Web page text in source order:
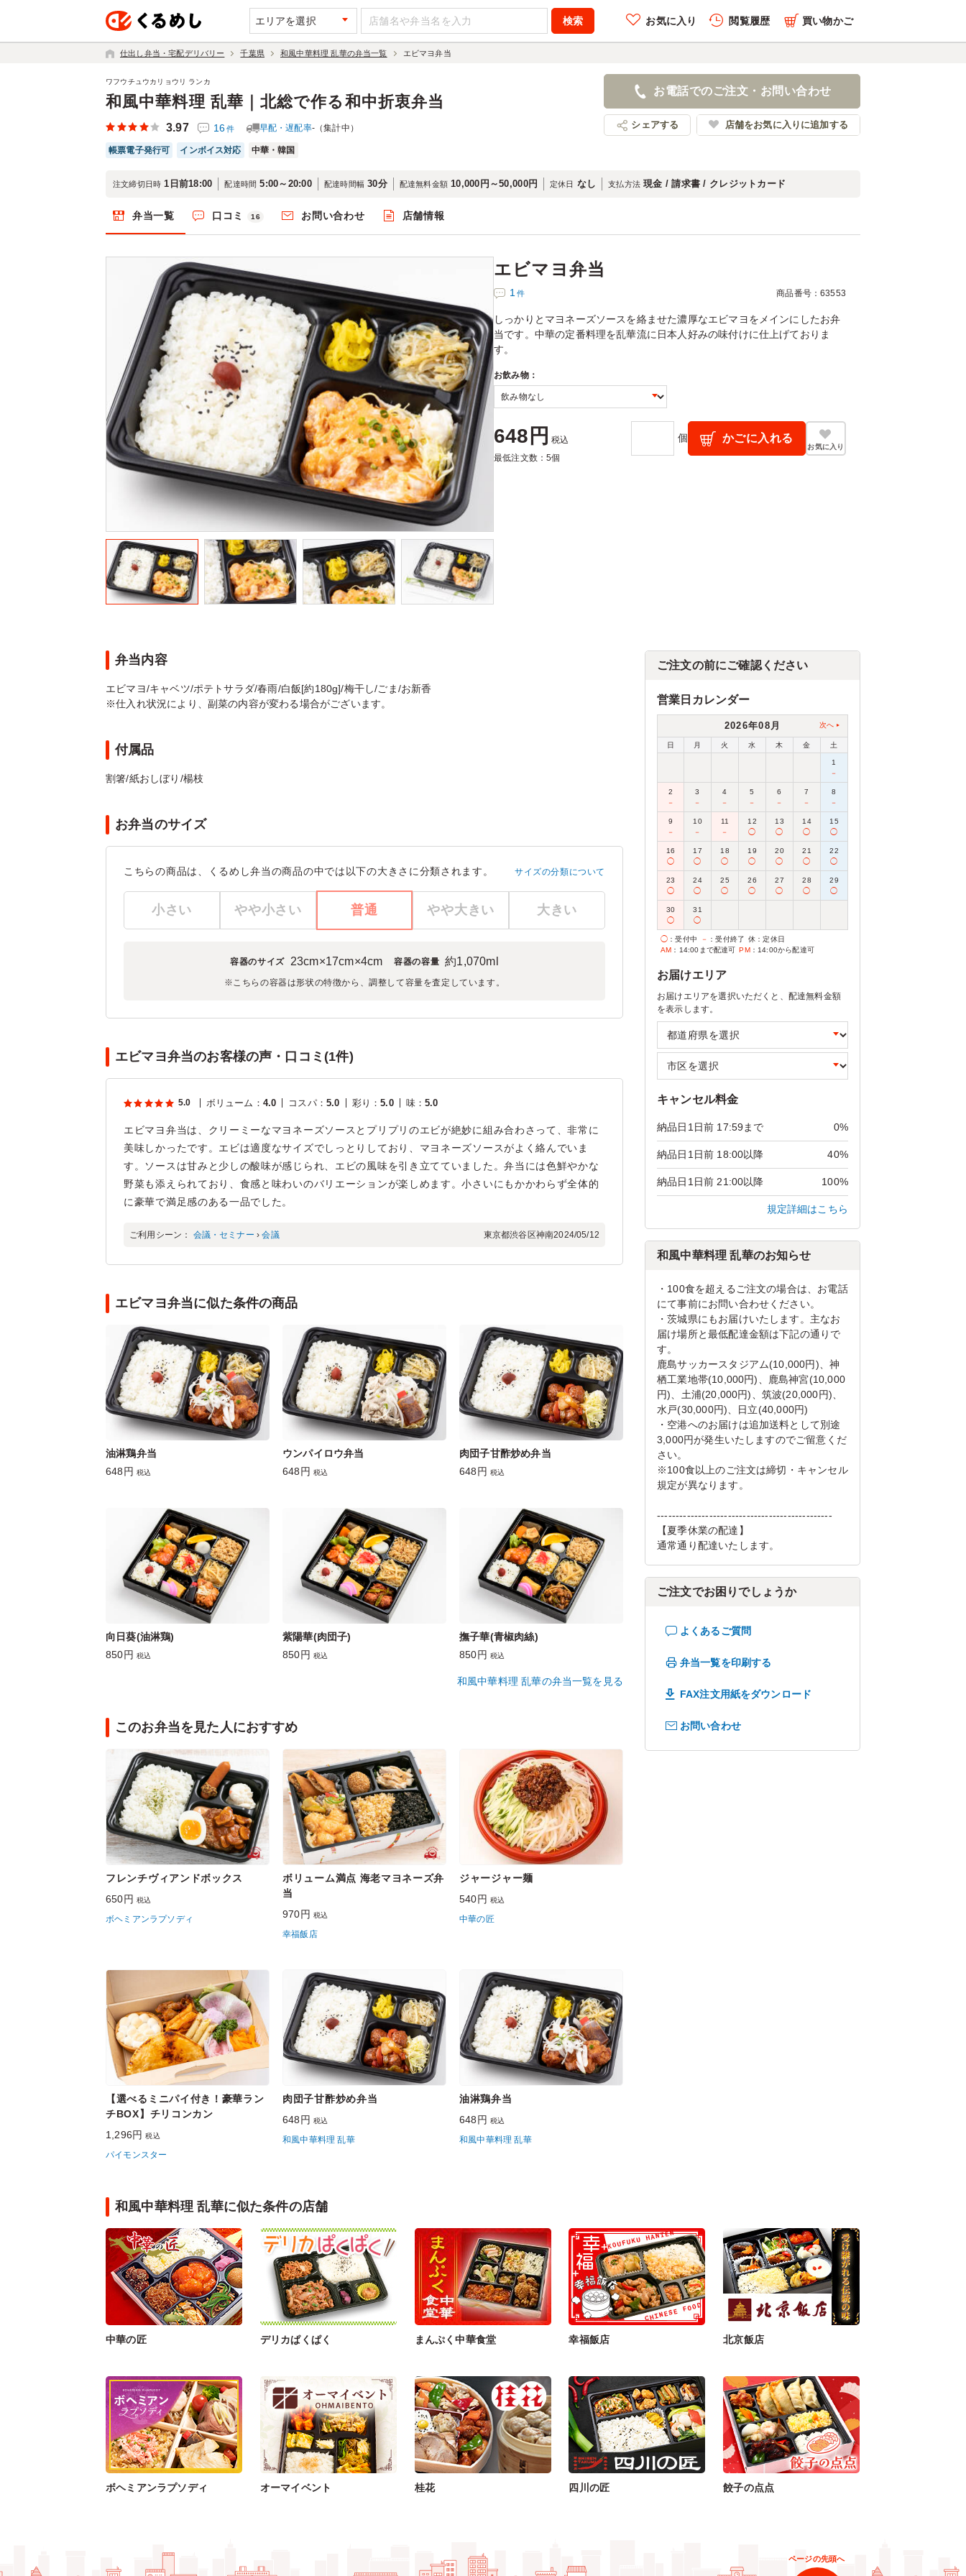
エリアを選択 お気に入り 閲覧履歴
履歴を全件削除する
店舗名：和風中華料理 乱華
買い物かご
仕出し弁当・宅配デリバリー 千葉県 和風中華料理 乱華の弁当一覧 エビマヨ弁当
和風中華料理 乱華｜北総で作る和中折衷弁当
ワフウチュウカリョウリ ランカ
3.97 16件 早配・遅配率-（集計中）
帳票電子発行可 インボイス対応 中華・韓国
お電話でのご注文・お問い合わせ
シェアする 店舗をお気に入りに追加する
注文締切日時 1日前18:00 配達時間 5:00～20:00 配達時間幅 30分 配達無料金額 10,000円～50,000円 定休日 なし 支払方法 現金 / 請求書 / クレジットカード
弁当一覧 口コミ 16 お問い合わせ 店舗情報
エビマヨ弁当
1 件 商品番号：63553
しっかりとマヨネーズソースを絡ませた濃厚なエビマヨをメインにしたお弁
当です。中華の定番料理を乱華流に日本人好みの味付けに仕上げておりま
す。
お飲み物：
648円 税込
最低注文数：5個
個 かごに入れる
お気に入り
弁当内容
エビマヨ/キャベツ/ポテトサラダ/春雨/白飯[約180g]/梅干し/ごま/お新香
※仕入れ状況により、副菜の内容が変わる場合がございます。
付属品
割箸/紙おしぼり/楊枝
お弁当のサイズ
こちらの商品は、くるめし弁当の商品の中では以下の大きさに分類されます。 サイズの分類について
小さい やや小さい 普通 やや大きい 大きい
容器のサイズ 23cm×17cm×4cm 容器の容量 約1,070ml
※こちらの容器は形状の特徴から、調整して容量を査定しています。
エビマヨ弁当のお客様の声・口コミ(1件)
5.0 ボリューム ： 4.0 コスパ： 5.0 彩り ：5.0 味：5.0
エビマヨ弁当は、クリーミーなマヨネーズソースとプリプリのエビが絶妙に組み合わさって、非常に
美味しかったです。エビは適度なサイズでしっとりしており、マヨネーズソースがよく絡んでいま
す。ソースは甘みと少しの酸味が感じられ、エビの風味を引き立てていました。弁当には色鮮やかな
野菜も添えられており、食感と味わいのバリエーションが楽しめます。小さいにもかかわらず全体的
に豪華で満足感のある一品でした。
ご利用シーン： 会議・セミナー ›会議 東京都渋谷区神南2024/05/12
エビマヨ弁当に似た条件の商品
油淋鶏弁当
648円 税込
ウンパイロウ弁当
648円 税込
肉団子甘酢炒め弁当
648円 税込
向日葵(油淋鶏)
850円 税込
紫陽華(肉団子)
850円 税込
撫子華(青椒肉絲)
850円 税込
和風中華料理 乱華の弁当一覧を見る
このお弁当を見た人におすすめ
フレンチヴィアンドボックス
650円 税込
ボヘミアンラプソディ
ボリューム満点 海老マヨネーズ弁
当
970円 税込
幸福飯店
ジャージャー麺
540円 税込
中華の匠
【選べるミニパイ付き！豪華ラン
チBOX】チリコンカン
1,296円税込
パイモンスター
肉団子甘酢炒め弁当
648円 税込
和風中華料理 乱華
油淋鶏弁当
648円 税込
和風中華料理 乱華
ご注文の前にご確認ください
営業日カレンダー
2026年08月 次へ
日 月 火 水 木 金 土
1
－
2
－
3
－
4
－
5
－
6
－
7
－
8
－
9
－
10
－
11
－
12
◯
13
◯
14
◯
15
◯
16
◯
17
◯
18
◯
19
◯
20
◯
21
◯
22
◯
23
◯
24
◯
25
◯
26
◯
27
◯
28
◯
29
◯
30
◯
31
◯
◯ ：受付中 － ：受付終了 休 ：定休日
AM ：14:00まで配達可 PM：14:00から配達可
お届けエリア
お届けエリアを選択いただくと、配達無料金額
を表示します。
キャンセル料金
納品日1日前 17:59まで 0%
納品日1日前 18:00以降 40%
納品日1日前 21:00以降 100%
規定詳細はこちら
和風中華料理 乱華のお知らせ
・100食を超えるご注文の場合は、お電話
にて事前にお問い合わせください。
・茨城県にもお届けいたします。主なお
届け場所と最低配達金額は下記の通りで
す。
鹿島サッカースタジアム(10,000円)、神
栖工業地帯(10,000円)、鹿島神宮(10,000
円)、土浦(20,000円)、筑波(20,000円)、
水戸(30,000円)、日立(40,000円)
・空港へのお届けは追加送料として別途
3,000円が発生いたしますのでご留意くだ
さい。
※100食以上のご注文は締切・キャンセル
規定が異なります。
-----------------------------------------------
【夏季休業の配達】
通常通り配達いたします。
ご注文でお困りでしょうか
よくあるご質問
弁当一覧を印刷する
FAX注文用紙をダウンロード
お問い合わせ
和風中華料理 乱華に似た条件の店舗
中華の匠 デリカぱくぱく まんぷく中華食堂 幸福飯店 北京飯店
ボヘミアンラプソディ オーマイベント 桂花 四川の匠 餃子の点点
ページの先頭へ